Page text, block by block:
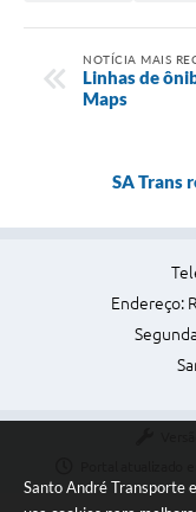
Santo André Transporte
NOTÍCIA MAIS
Linhas de
Maps
SA Trans
Endereço: